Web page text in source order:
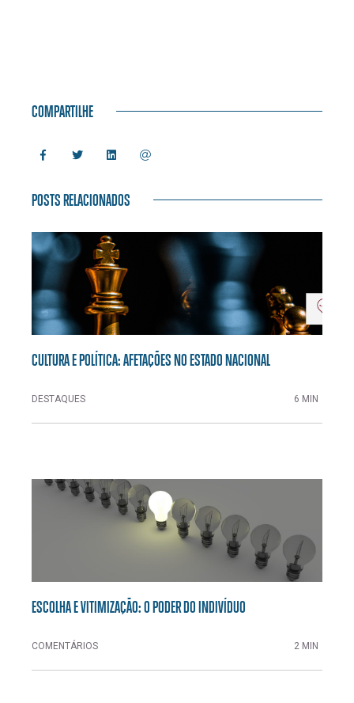
COMPARTILHE
POSTS RELACIONADOS
CULTURA E POLÍTICA: AFETAÇÕES NO ESTADO NACIONAL
DESTAQUES 6 MIN
ESCOLHA E VITIMIZAÇÃO: O PODER DO INDIVÍDUO
COMENTÁRIOS 2 MIN